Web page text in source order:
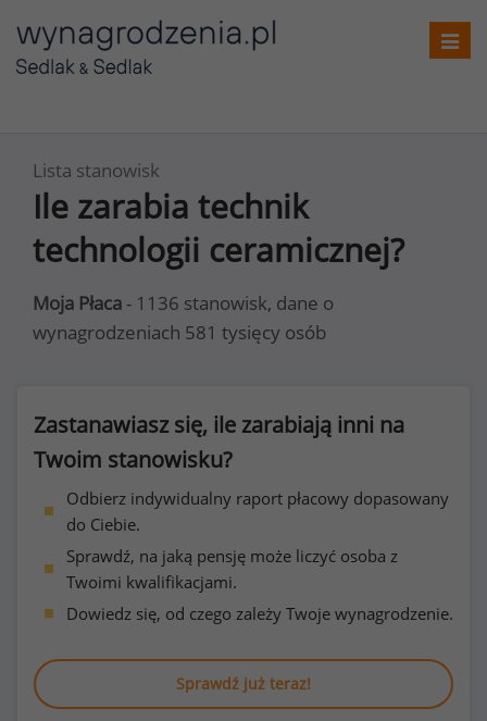
Lista stanowisk
Ile zarabia technik
technologii ceramicznej?
Moja Płaca - 1136 stanowisk, dane o
wynagrodzeniach 581 tysięcy osób
Zastanawiasz się, ile zarabiają inni na
Twoim stanowisku?
Odbierz indywidualny raport płacowy dopasowany
do Ciebie.
Sprawdź, na jaką pensję może liczyć osoba z
Twoimi kwalifikacjami.
Dowiedz się, od czego zależy Twoje wynagrodzenie.
Sprawdź już teraz!